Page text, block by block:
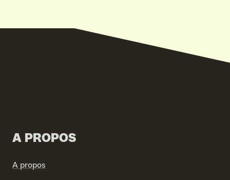
A PROPOS
A propos